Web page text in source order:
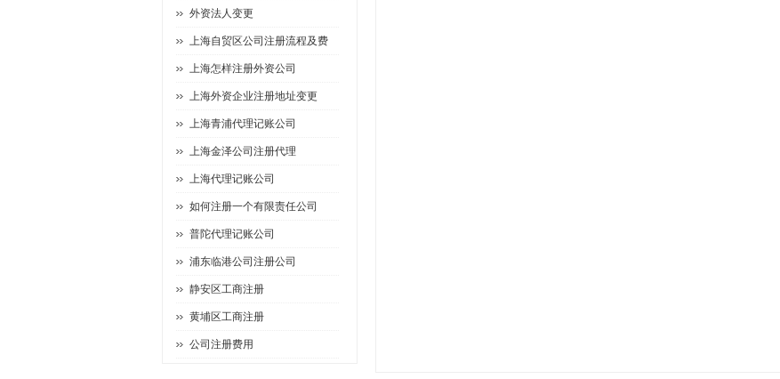
外资法人变更
上海自贸区公司注册流程及费
上海怎样注册外资公司
上海外资企业注册地址变更
上海青浦代理记账公司
上海金泽公司注册代理
上海代理记账公司
如何注册一个有限责任公司
普陀代理记账公司
浦东临港公司注册公司
静安区工商注册
黄埔区工商注册
公司注册费用